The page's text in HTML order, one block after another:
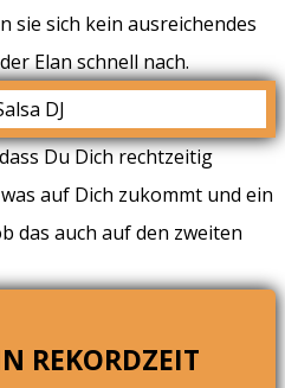
sie sich kein ausreichendes
Elan schnell nach.
Du Dich rechtzeitig
auf Dich zukommt und ein
das auch auf den zweiten
REKORDZEIT